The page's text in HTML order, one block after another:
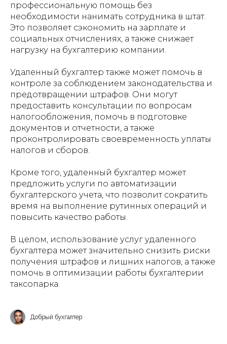
профессиональную помощь без
необходимости нанимать сотрудника в штат.
Это позволяет сэкономить на зарплате и
социальных отчислениях, а также снижает
нагрузку на бухгалтерию компании.
Удаленный бухгалтер также может помочь в
контроле за соблюдением законодательства и
предотвращении штрафов. Они могут
предоставить консультации по вопросам
налогообложения, помочь в подготовке
документов и отчетности, а также
проконтролировать своевременность уплаты
налогов и сборов.
Кроме того, удаленный бухгалтер может
предложить услуги по автоматизации
бухгалтерского учета, что позволит сократить
время на выполнение рутинных операций и
повысить качество работы.
В целом, использование услуг удаленного
бухгалтера может значительно снизить риски
получения штрафов и лишних налогов, а также
помочь в оптимизации работы бухгалтерии
таксопарка.
Добрый бухгалтер